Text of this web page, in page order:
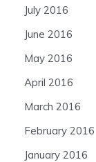
July 2016
June 2016
May 2016
April 2016
March 2016
February 2016
January 2016